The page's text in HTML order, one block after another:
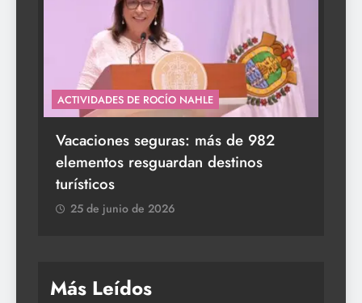
ACTIVIDADES DE ROCÍO NAHLE
Vacaciones seguras: más de 982
elementos resguardan destinos
turísticos
25 de junio de 2026
Más Leídos